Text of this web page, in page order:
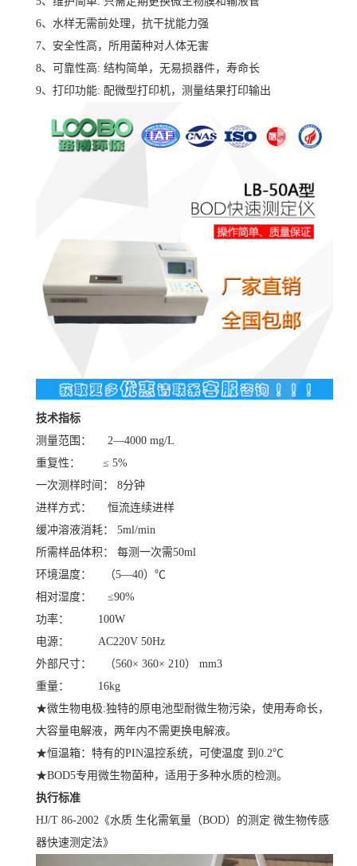
6、水样无需前处理，抗干扰能力强
7、安全性高，所用菌种对人体无害
8、可靠性高: 结构简单，无易损器件，寿命长
9、打印功能: 配微型打印机，测量结果打印输出
技术指标
测量范围： 2—4000 mg/L
重复性： ≤ 5%
一次测样时间： 8分钟
进样方式： 恒流连续进样
缓冲溶液消耗： 5ml/min
所需样品体积： 每测一次需50ml
环境温度： （5—40）℃
相对湿度： ≤90%
功率： 100W
电源： AC220V 50Hz
外部尺寸： （560× 360× 210） mm3
重量： 16kg
★微生物电极:独特的原电池型耐微生物污染，使用寿命长，
大容量电解液，两年内不需更换电解液。
★恒温箱：特有的PIN温控系统，可使温度 到0.2℃
★BOD5专用微生物菌种，适用于多种水质的检测。
执行标准
HJ/T 86-2002 《水质 生化需氧量（BOD）的测定 微生物传感
器快速测定法》